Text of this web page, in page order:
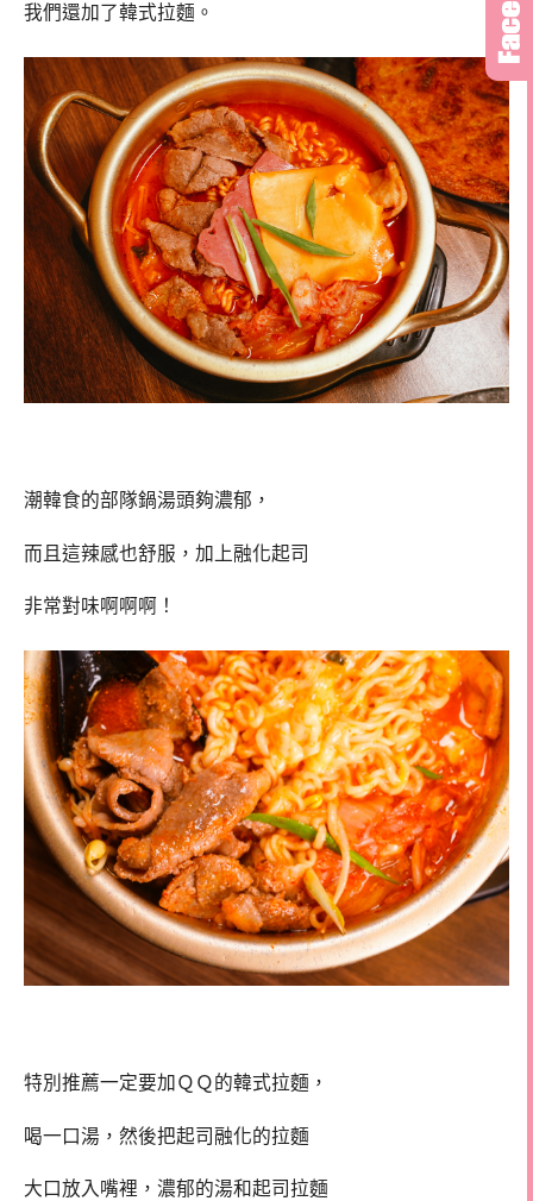
我們還加了韓式拉麵。
潮韓食的部隊鍋湯頭夠濃郁，
而且這辣感也舒服，加上融化起司
非常對味啊啊啊！
特別推薦一定要加ＱＱ的韓式拉麵，
喝一口湯，然後把起司融化的拉麵
大口放入嘴裡，濃郁的湯和起司拉麵